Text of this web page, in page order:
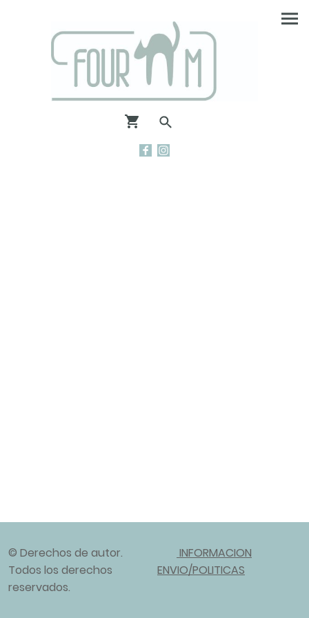
© Derechos de autor.
Todos los derechos
reservados.
INFORMACION
ENVIO/POLITICAS